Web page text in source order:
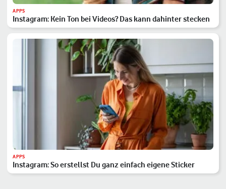
APPS
Instagram: Kein Ton bei Videos? Das kann dahinter stecken
APPS
Instagram: So erstellst Du ganz einfach eigene Sticker